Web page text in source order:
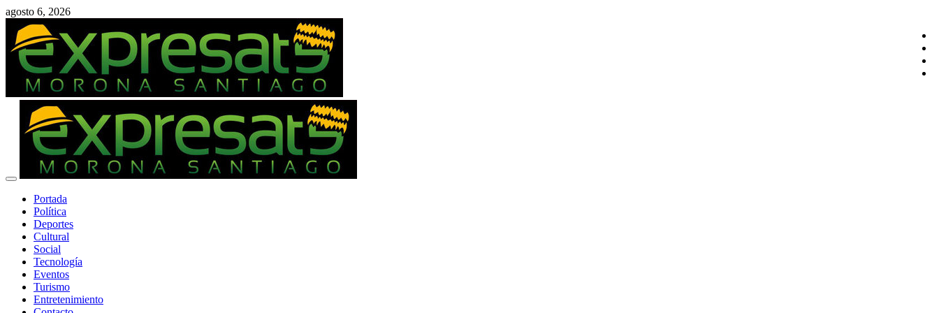
Saltar
contenido
agosto 6, 2026
Menú
primarioPortada
Política
Deportes
Cultural
Social
Tecnología
Eventos
Turismo
Entretenimiento